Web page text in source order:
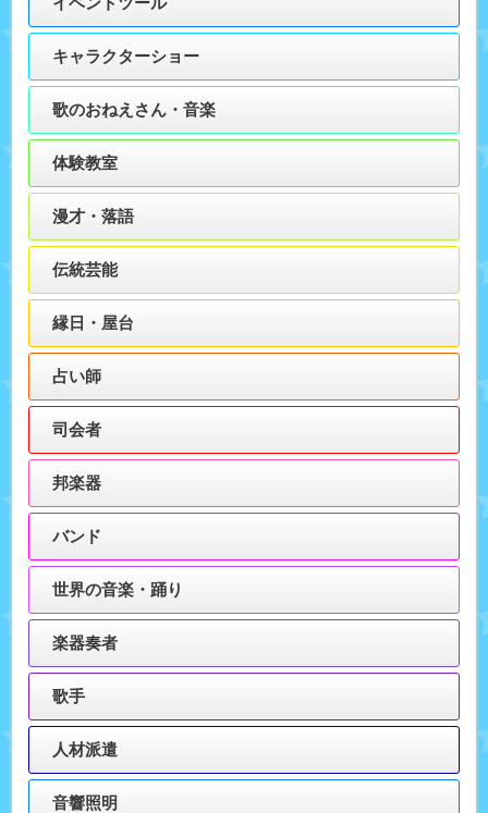
キャラクターショー
歌のおねえさん・音楽
体験教室
漫才・落語
伝統芸能
縁日・屋台
占い師
司会者
邦楽器
バンド
世界の音楽・踊り
楽器奏者
歌手
人材派遣
音響照明